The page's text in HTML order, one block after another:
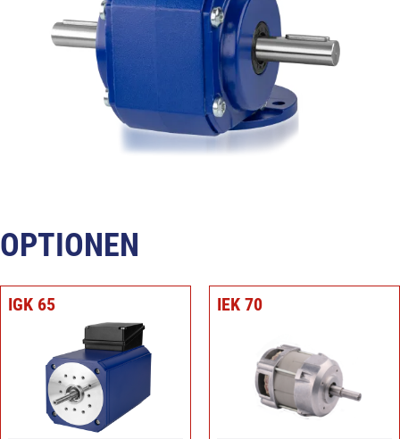
OPTIONEN
IGK 65 IEK 70